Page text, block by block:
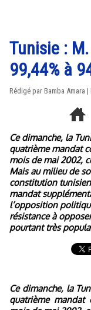
Tunisie :
99,44% à
Rédigé par Bamba Amara
Ce dimanche, la
quatrième mandat
mois de mai 2002,
Mais au milieu de
constitution
mandat
l’opposition
résistance à
pourtant très
Ce dimanche, la
quatrième